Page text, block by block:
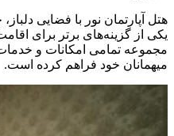
هتل آپارتمان نور با فضایی
یکی از گزینه‌های برتر برای
مجموعه تمامی امکانات و
میهمانان خود فراهم کرده است.